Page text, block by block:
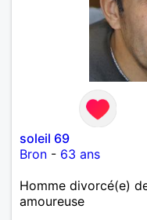
soleil 69
Bron - 63 ans
Homme divorcé(e)
amoureuse